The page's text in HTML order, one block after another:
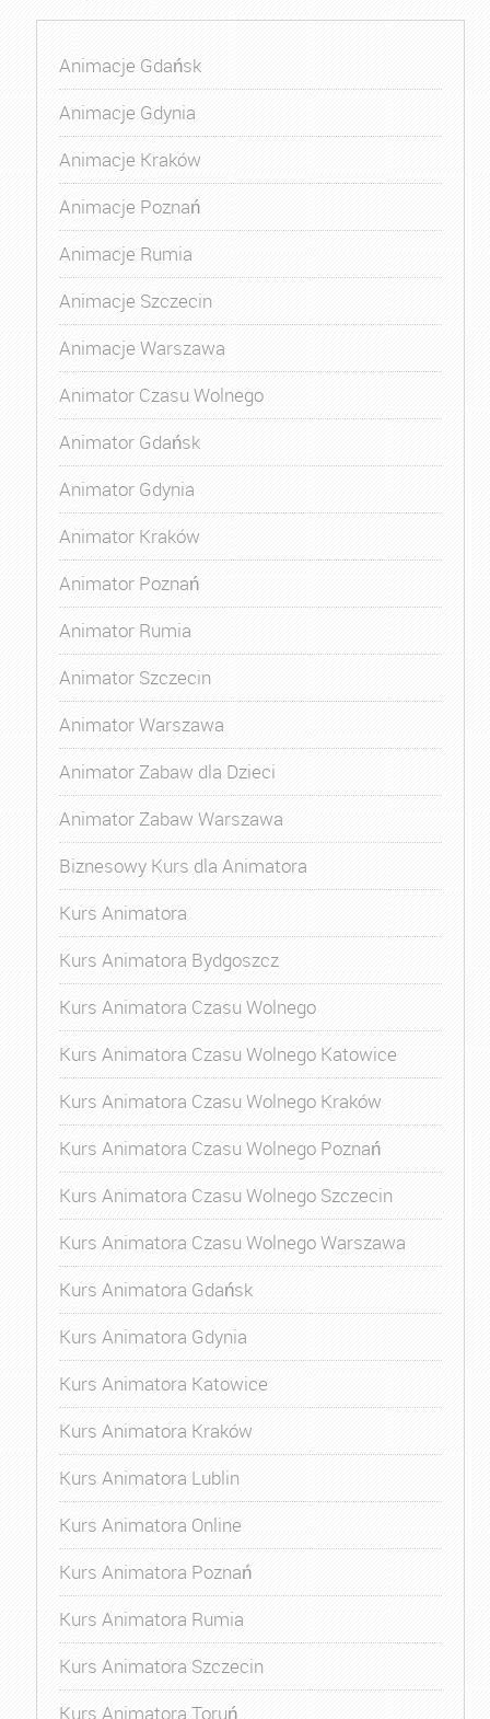
Animacje Gdańsk
Animacje Gdynia
Animacje Kraków
Animacje Poznań
Animacje Rumia
Animacje Szczecin
Animacje Warszawa
Animator Czasu Wolnego
Animator Gdańsk
Animator Gdynia
Animator Kraków
Animator Poznań
Animator Rumia
Animator Szczecin
Animator Warszawa
Animator Zabaw dla Dzieci
Animator Zabaw Warszawa
Biznesowy Kurs dla Animatora
Kurs Animatora
Kurs Animatora Bydgoszcz
Kurs Animatora Czasu Wolnego
Kurs Animatora Czasu Wolnego Katowice
Kurs Animatora Czasu Wolnego Kraków
Kurs Animatora Czasu Wolnego Poznań
Kurs Animatora Czasu Wolnego Szczecin
Kurs Animatora Czasu Wolnego Warszawa
Kurs Animatora Gdańsk
Kurs Animatora Gdynia
Kurs Animatora Katowice
Kurs Animatora Kraków
Kurs Animatora Lublin
Kurs Animatora Online
Kurs Animatora Poznań
Kurs Animatora Rumia
Kurs Animatora Szczecin
Kurs Animatora Toruń